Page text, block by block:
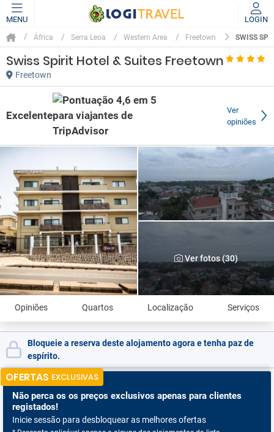
MENU LOGIN
África Serra Leoa Western Area Freetown SWISS
Swiss Spirit Hotel & Suites Freetown
Freetown
Excelente
Ver
opiniões
Ver fotos (30)
Opiniões Quartos Localização Serviços
Bloqueie a reserva deste alojamento agora e tenha paz de
espírito.
OFERTAS EXCLUSIVAS
Não perca os os preços exclusivos apenas para clientes
registados!
Inicie sessão para desbloquear as melhores ofertas